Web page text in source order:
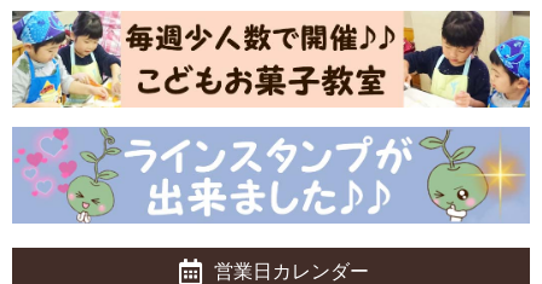
営業日カレンダー